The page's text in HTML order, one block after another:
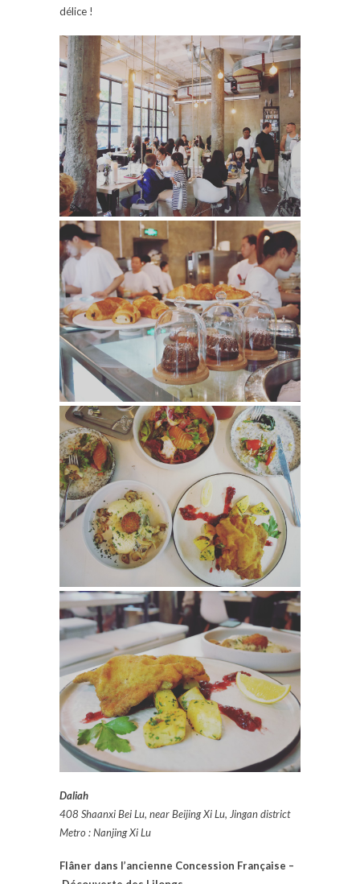
délice !
Daliah
408 Shaanxi Bei Lu, near Beijing Xi Lu, Jingan district
Metro : Nanjing Xi Lu
Flâner dans l’ancienne Concession Française –